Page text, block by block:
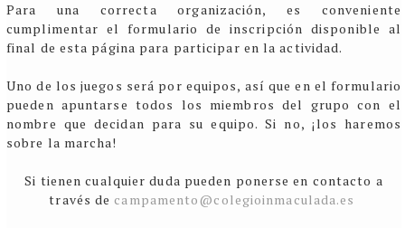
Para una correcta organización, es conveniente
cumplimentar el formulario de inscripción disponible al
final de esta página para participar en la actividad.
Uno de los juegos será por equipos, así que en el formulario
pueden apuntarse todos los miembros del grupo con el
nombre que decidan para su equipo. Si no, ¡los haremos
sobre la marcha!
Si tienen cualquier duda pueden ponerse en contacto a
través decampamento@colegioinmaculada.es